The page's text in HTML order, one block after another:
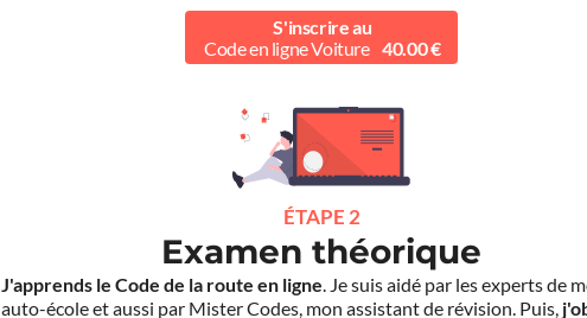
S'inscrire au
Code en ligne Voiture 40.00 €
ÉTAPE 2
Examen théorique
J'apprends le Code de la route en ligne. Je suis aidé par les experts de
auto-école et aussi par Mister Codes, mon assistant de révision. Puis,